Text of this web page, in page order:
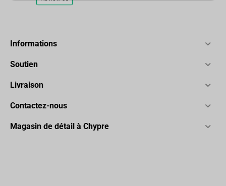
Informations
Soutien
Livraison
Contactez-nous
Magasin de détail à Chypre